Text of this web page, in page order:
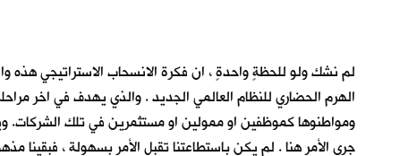
لم نشك ولو للحظةٍ واحدةٍ ، ان فكرة الانسحاب الاستراتيجي هذه
الهرم الحضاري للنظام العالمي الجديد . والذي يهدف في اخر
ومواطنوها كموظفين او ممولين او مستثمرين في تلك الشركات.
جرى الأمر هنا . لم يكن باستطاعتنا تقبل الأمر بسهولة ،